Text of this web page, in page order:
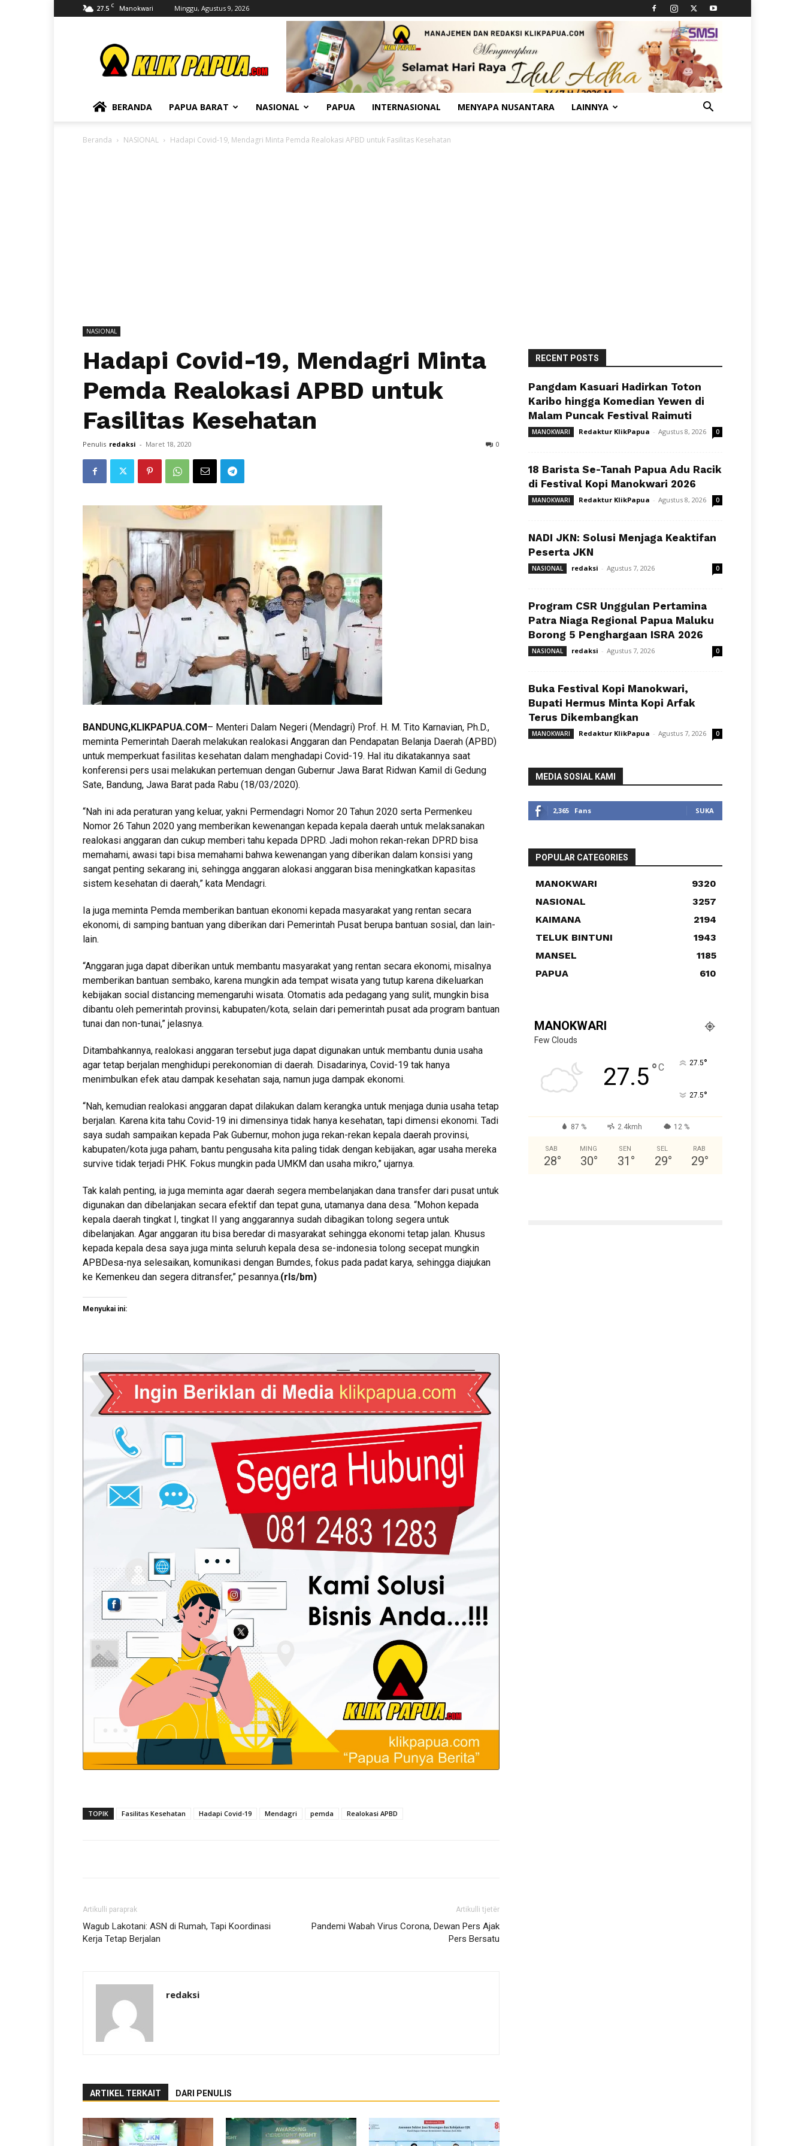
27.5 C Manokwari Minggu, Agustus 9, 2026
BERANDA PAPUA BARAT NASIONAL PAPUA INTERNASIONAL MENYAPA NUSANTARA LAINNYA
Beranda NASIONAL Hadapi Covid-19, Mendagri Minta Pemda Realokasi APBD untuk Fasilitas Kesehatan
NASIONAL
Hadapi Covid-19, Mendagri Minta
Pemda Realokasi APBD untuk
Fasilitas Kesehatan
Penulis redaksi - Maret 18, 2020 0
BANDUNG,KLIKPAPUA.COM– Menteri Dalam Negeri (Mendagri) Prof. H. M. Tito Karnavian, Ph.D.,
meminta Pemerintah Daerah melakukan realokasi Anggaran dan Pendapatan Belanja Daerah (APBD)
untuk memperkuat fasilitas kesehatan dalam menghadapi Covid-19. Hal itu dikatakannya saat
konferensi pers usai melakukan pertemuan dengan Gubernur Jawa Barat Ridwan Kamil di Gedung
Sate, Bandung, Jawa Barat pada Rabu (18/03/2020).
“Nah ini ada peraturan yang keluar, yakni Permendagri Nomor 20 Tahun 2020 serta Permenkeu
Nomor 26 Tahun 2020 yang memberikan kewenangan kepada kepala daerah untuk melaksanakan
realokasi anggaran dan cukup memberi tahu kepada DPRD. Jadi mohon rekan-rekan DPRD bisa
memahami, awasi tapi bisa memahami bahwa kewenangan yang diberikan dalam konsisi yang
sangat penting sekarang ini, sehingga anggaran alokasi anggaran bisa meningkatkan kapasitas
sistem kesehatan di daerah,” kata Mendagri.
Ia juga meminta Pemda memberikan bantuan ekonomi kepada masyarakat yang rentan secara
ekonomi, di samping bantuan yang diberikan dari Pemerintah Pusat berupa bantuan sosial, dan lain-
lain.
“Anggaran juga dapat diberikan untuk membantu masyarakat yang rentan secara ekonomi, misalnya
memberikan bantuan sembako, karena mungkin ada tempat wisata yang tutup karena dikeluarkan
kebijakan social distancing memengaruhi wisata. Otomatis ada pedagang yang sulit, mungkin bisa
dibantu oleh pemerintah provinsi, kabupaten/kota, selain dari pemerintah pusat ada program bantuan
tunai dan non-tunai,” jelasnya.
Ditambahkannya, realokasi anggaran tersebut juga dapat digunakan untuk membantu dunia usaha
agar tetap berjalan menghidupi perekonomian di daerah. Disadarinya, Covid-19 tak hanya
menimbulkan efek atau dampak kesehatan saja, namun juga dampak ekonomi.
“Nah, kemudian realokasi anggaran dapat dilakukan dalam kerangka untuk menjaga dunia usaha tetap
berjalan. Karena kita tahu Covid-19 ini dimensinya tidak hanya kesehatan, tapi dimensi ekonomi. Tadi
saya sudah sampaikan kepada Pak Gubernur, mohon juga rekan-rekan kepala daerah provinsi,
kabupaten/kota juga paham, bantu pengusaha kita paling tidak dengan kebijakan, agar usaha mereka
survive tidak terjadi PHK. Fokus mungkin pada UMKM dan usaha mikro,” ujarnya.
Tak kalah penting, ia juga meminta agar daerah segera membelanjakan dana transfer dari pusat untuk
digunakan dan dibelanjakan secara efektif dan tepat guna, utamanya dana desa. “Mohon kepada
kepala daerah tingkat I, tingkat II yang anggarannya sudah dibagikan tolong segera untuk
dibelanjakan. Agar anggaran itu bisa beredar di masyarakat sehingga ekonomi tetap jalan. Khusus
kepada kepala desa saya juga minta seluruh kepala desa se-indonesia tolong secepat mungkin
APBDesa-nya selesaikan, komunikasi dengan Bumdes, fokus pada padat karya, sehingga diajukan
ke Kemenkeu dan segera ditransfer,” pesannya.(rls/bm)
Menyukai ini:
TOPIK Fasilitas Kesehatan Hadapi Covid-19 Mendagri pemda Realokasi APBD
Artikulli paraprak
Wagub Lakotani: ASN di Rumah, Tapi Koordinasi
Kerja Tetap Berjalan
Artikulli tjetër
Pandemi Wabah Virus Corona, Dewan Pers Ajak
Pers Bersatu
redaksi
ARTIKEL TERKAIT DARI PENULIS
RECENT POSTS
Pangdam Kasuari Hadirkan Toton
Karibo hingga Komedian Yewen di
Malam Puncak Festival Raimuti
MANOKWARI Redaktur KlikPapua - Agustus 8, 2026 0
18 Barista Se-Tanah Papua Adu Racik
di Festival Kopi Manokwari 2026
MANOKWARI Redaktur KlikPapua - Agustus 8, 2026 0
NADI JKN: Solusi Menjaga Keaktifan
Peserta JKN
NASIONAL redaksi - Agustus 7, 2026 0
Program CSR Unggulan Pertamina
Patra Niaga Regional Papua Maluku
Borong 5 Penghargaan ISRA 2026
NASIONAL redaksi - Agustus 7, 2026 0
Buka Festival Kopi Manokwari,
Bupati Hermus Minta Kopi Arfak
Terus Dikembangkan
MANOKWARI Redaktur KlikPapua - Agustus 7, 2026 0
MEDIA SOSIAL KAMI
2,365 Fans SUKA
POPULAR CATEGORIES
MANOKWARI
9320
NASIONAL
3257
KAIMANA
2194
TELUK BINTUNI
1943
MANSEL
1185
PAPUA
610
MANOKWARI
Few Clouds
27.5°C 27.5°
27.5°
87 % 2.4kmh 12 %
SAB
28°
MING
30°
SEN
31 °
SEL
29°
RAB
29°